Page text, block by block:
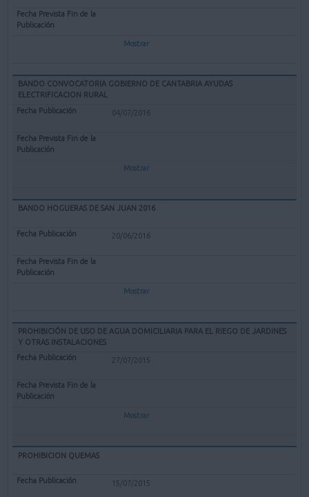
Mostrar
BANDO CONVOCATORIA GOBIERNO DE CANTABRIA AYUDAS
ELECTRIFICACION RURAL
04/07/2016
Mostrar
BANDO HOGUERAS DE SAN JUAN 2016
20/06/2016
Mostrar
PROHIBICIÓN DE USO DE AGUA DOMICILIARIA PARA EL RIEGO DE JARDINES
Y OTRAS INSTALACIONES
27/07/2015
Mostrar
PROHIBICION QUEMAS
15/07/2015